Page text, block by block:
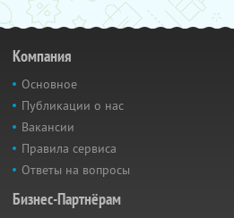
Компания
Основное
Публикации о нас
Вакансии
Правила сервиса
Ответы на вопросы
Бизнес-Партнёрам